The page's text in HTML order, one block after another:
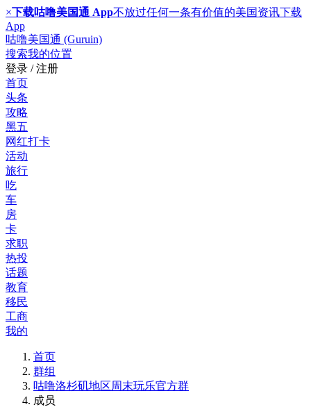
×下载咕噜美国通 App不放过任何一条有价值的美国资讯下载
App
咕噜美国通 (Guruin)
搜索我的位置
登录 / 注册
首页
头条
攻略
黑五
网红打卡
活动
旅行
吃
车
房
卡
求职
热投
话题
教育
移民
工商
我的
首页
群组
咕噜洛杉矶地区周末玩乐官方群
成员